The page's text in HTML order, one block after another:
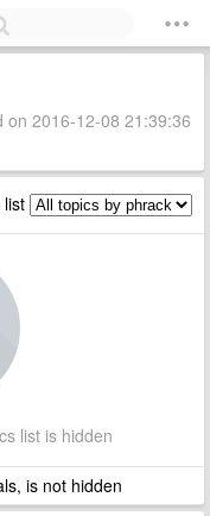
on 2016-12-08 21:39:36
list
list is hidden
is not hidden